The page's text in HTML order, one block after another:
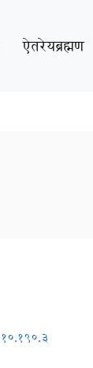
ऐतरेयब्रह्मण
१०.१९०.३